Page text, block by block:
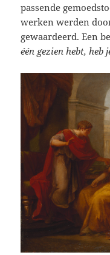
passende
werken werden
gewaardeerd. Een
één gezien hebt, heb